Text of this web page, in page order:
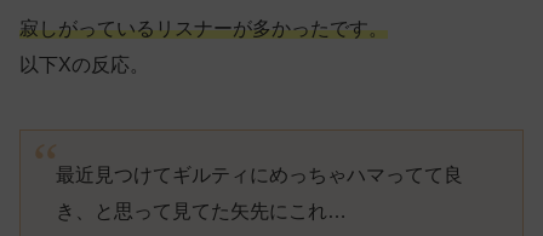
寂しがっているリスナーが多かったです。
以下Xの反応。
最近見つけてギルティにめっちゃハマってて良
き、と思って見てた矢先にこれ…